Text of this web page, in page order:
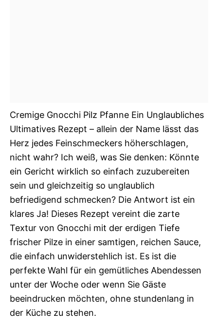
Cremige Gnocchi Pilz Pfanne Ein Unglaubliches
Ultimatives Rezept – allein der Name lässt das
Herz jedes Feinschmeckers höherschlagen,
nicht wahr? Ich weiß, was Sie denken: Könnte
ein Gericht wirklich so einfach zuzubereiten
sein und gleichzeitig so unglaublich
befriedigend schmecken? Die Antwort ist ein
klares Ja! Dieses Rezept vereint die zarte
Textur von Gnocchi mit der erdigen Tiefe
frischer Pilze in einer samtigen, reichen Sauce,
die einfach unwiderstehlich ist. Es ist die
perfekte Wahl für ein gemütliches Abendessen
unter der Woche oder wenn Sie Gäste
beeindrucken möchten, ohne stundenlang in
der Küche zu stehen.